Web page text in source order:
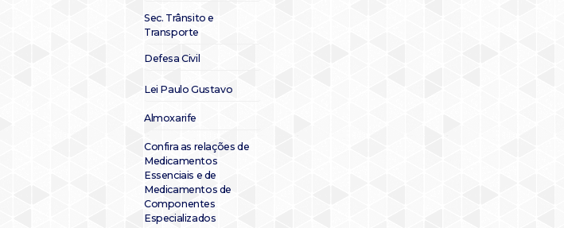
Sec. Trânsito e
Transporte
Defesa Civil
Lei Paulo Gustavo
Almoxarife
Confira as relações de
Medicamentos
Essenciais e de
Medicamentos de
Componentes
Especializados